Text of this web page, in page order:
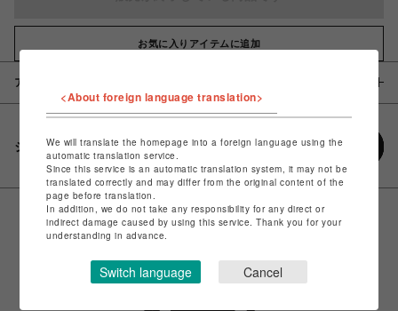
お気に入りアイテムに追加
アイテム説明 / 素材
シェアする
<About foreign language translation>
We will translate the homepage into a foreign language using the
automatic translation service.
Since this service is an automatic translation system, it may not be
translated correctly and may differ from the original content of the
page before translation.
In addition, we do not take any responsibility for any direct or
indirect damage caused by using this service. Thank you for your
understanding in advance.
Switch language Cancel